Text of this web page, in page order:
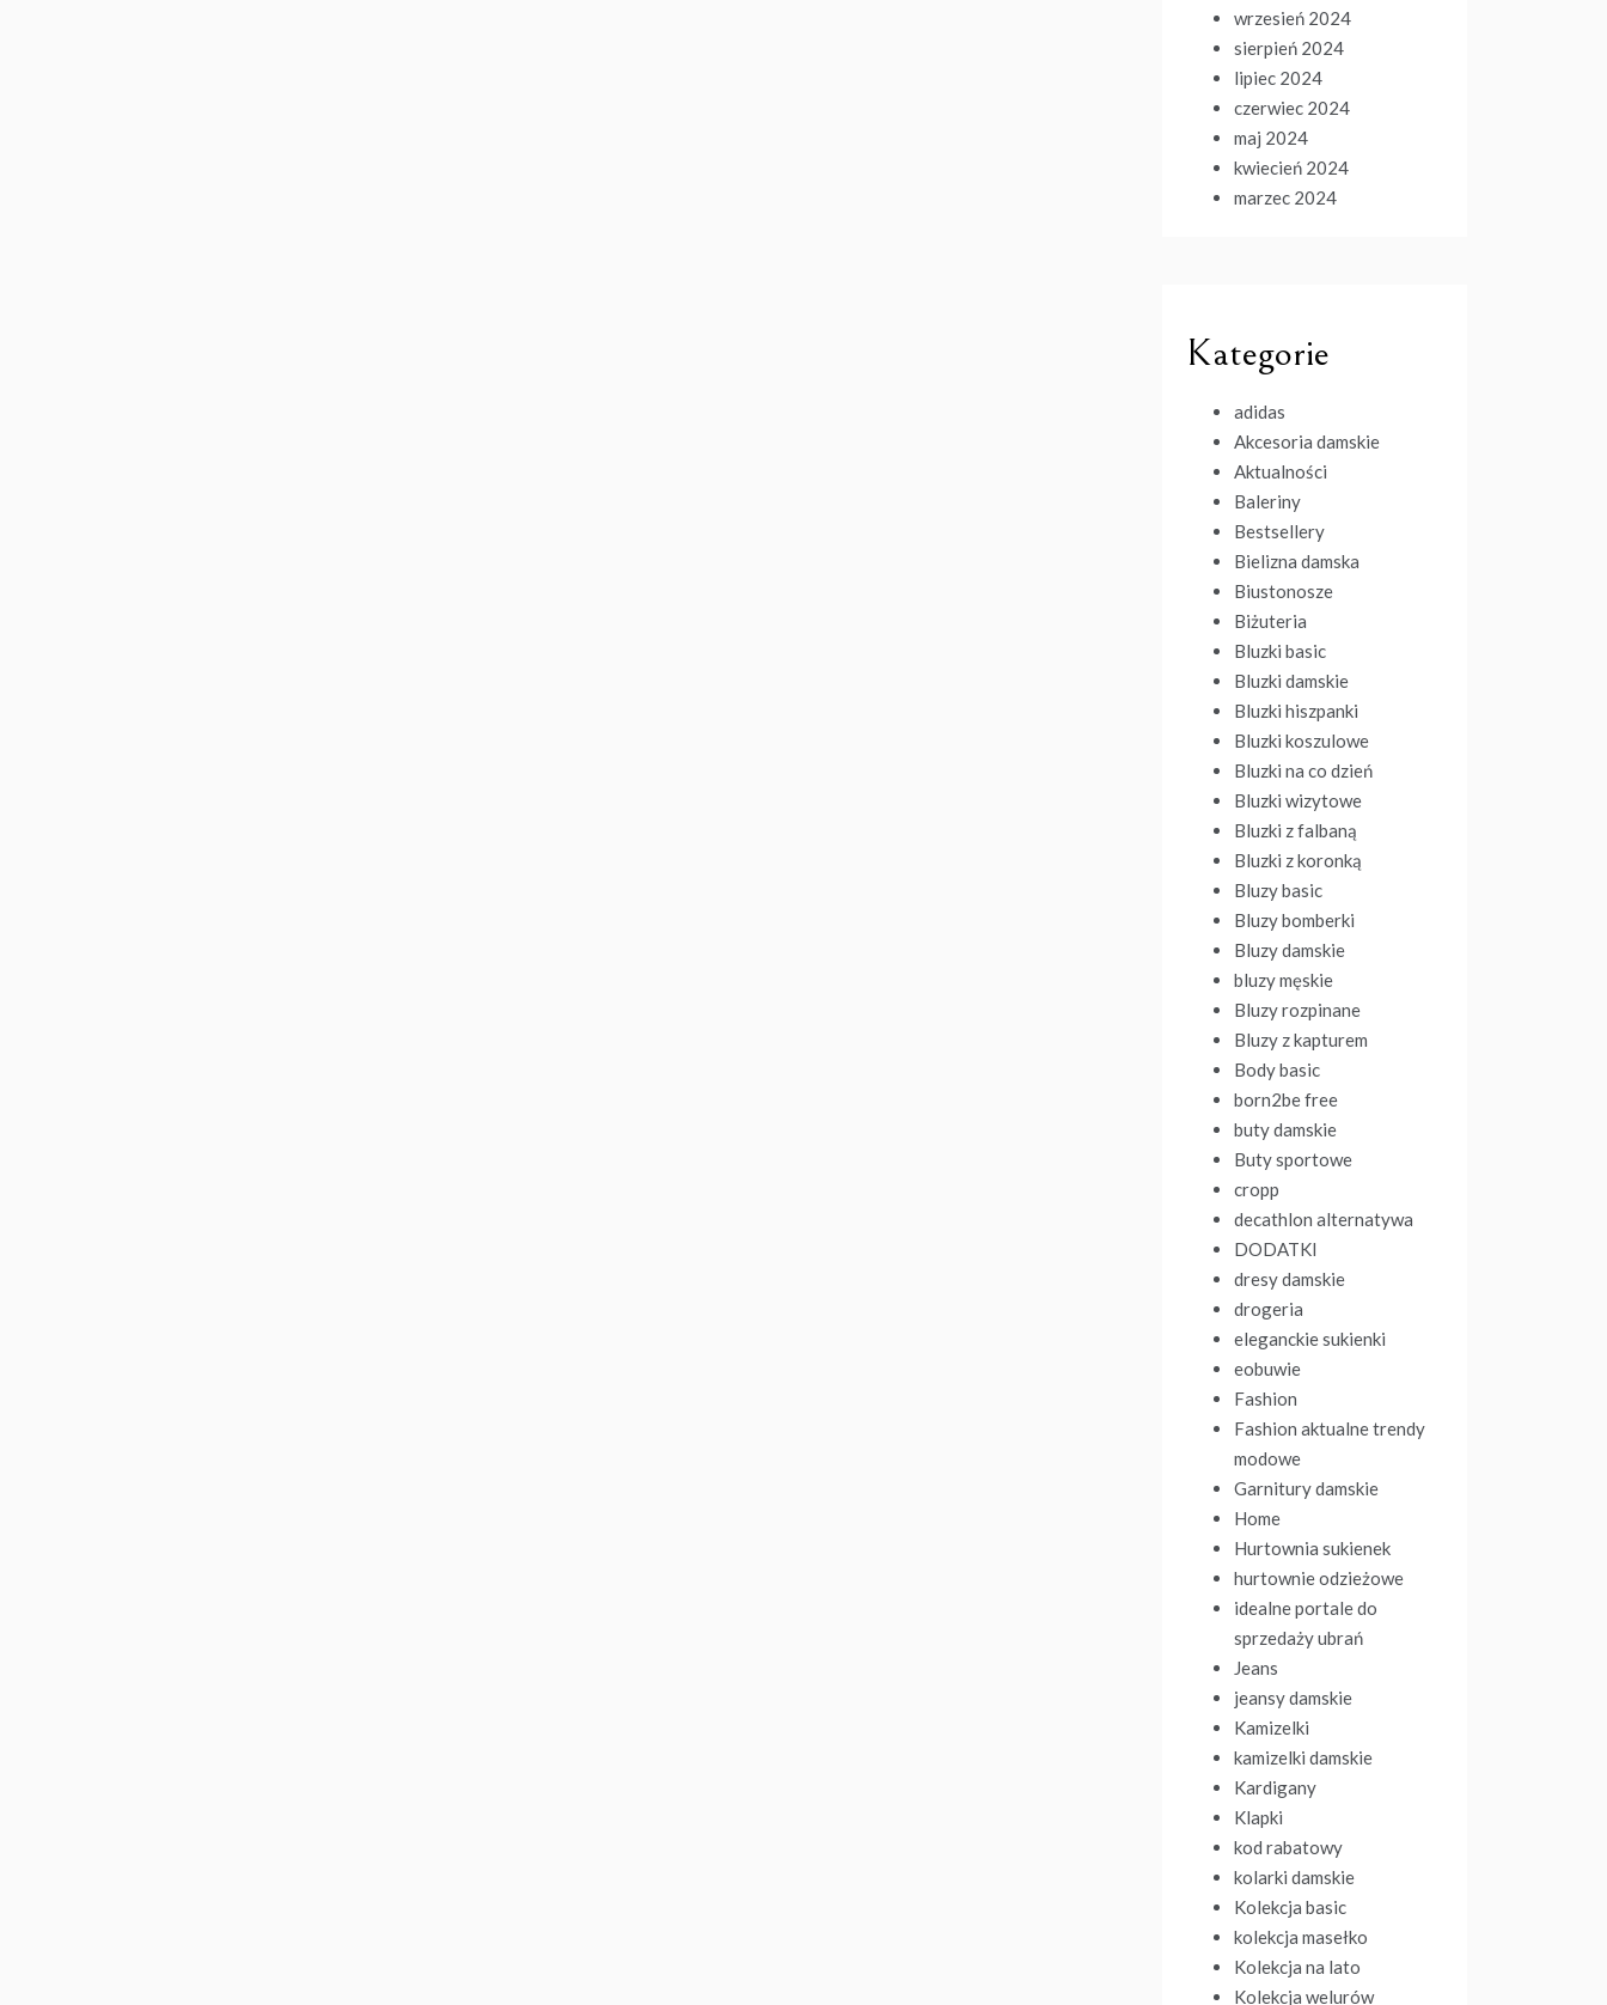
wrzesień 2024
sierpień 2024
lipiec 2024
czerwiec 2024
maj 2024
kwiecień 2024
marzec 2024
Kategorie
adidas
Akcesoria damskie
Aktualności
Baleriny
Bestsellery
Bielizna damska
Biustonosze
Biżuteria
Bluzki basic
Bluzki damskie
Bluzki hiszpanki
Bluzki koszulowe
Bluzki na co dzień
Bluzki wizytowe
Bluzki z falbaną
Bluzki z koronką
Bluzy basic
Bluzy bomberki
Bluzy damskie
bluzy męskie
Bluzy rozpinane
Bluzy z kapturem
Body basic
born2be free
buty damskie
Buty sportowe
cropp
decathlon alternatywa
DODATKI
dresy damskie
drogeria
eleganckie sukienki
eobuwie
Fashion
Fashion aktualne trendy
modowe
Garnitury damskie
Home
Hurtownia sukienek
hurtownie odzieżowe
idealne portale do
sprzedaży ubrań
Jeans
jeansy damskie
Kamizelki
kamizelki damskie
Kardigany
Klapki
kod rabatowy
kolarki damskie
Kolekcja basic
kolekcja masełko
Kolekcja na lato
Kolekcja welurów